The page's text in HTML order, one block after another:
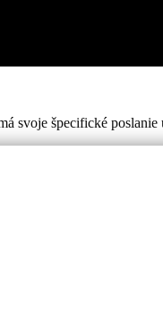
svoje špecifické poslanie